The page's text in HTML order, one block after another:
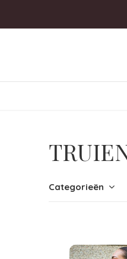
Categorieën